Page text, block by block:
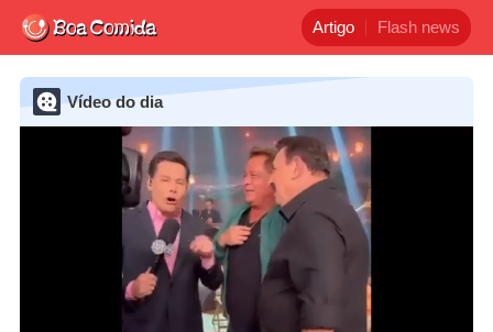
Artigo Flash news
Vídeo do dia